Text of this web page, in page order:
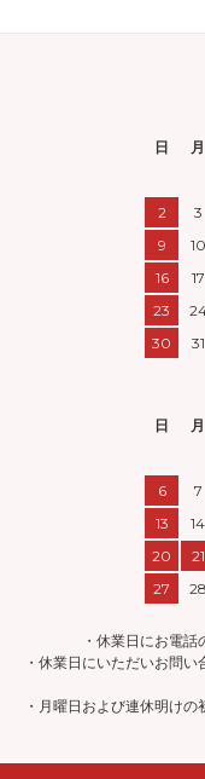
日
月
2
3
9
10
16
17
23
30
31
日
月
6
7
13
14
20
21
27
28
・休業日にお電話
・休業日にいただいお問
・月曜日および連休明け